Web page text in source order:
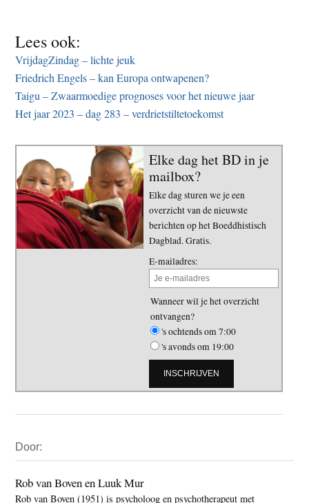
Lees ook:
VrijdagZindag – lichte jeuk
Friedrich Engels – kan Europa ontwapenen?
Taigu – Zwaarmoedige prognoses voor het nieuwe jaar
Het jaar 2023 – dag 283 – verdrietstiltetoekomst
Elke dag het BD in je
mailbox?
Elke dag sturen we je een
overzicht van de nieuwste
berichten op het Boeddhistisch
Dagblad. Gratis.
E-mailadres:
Wanneer wil je het overzicht
ontvangen?
's ochtends om 7:00
's avonds om 19:00
Sidebar
Door:
Rob van Boven en Luuk Mur
Rob van Boven (1951) is psycholoog en psychotherapeut met